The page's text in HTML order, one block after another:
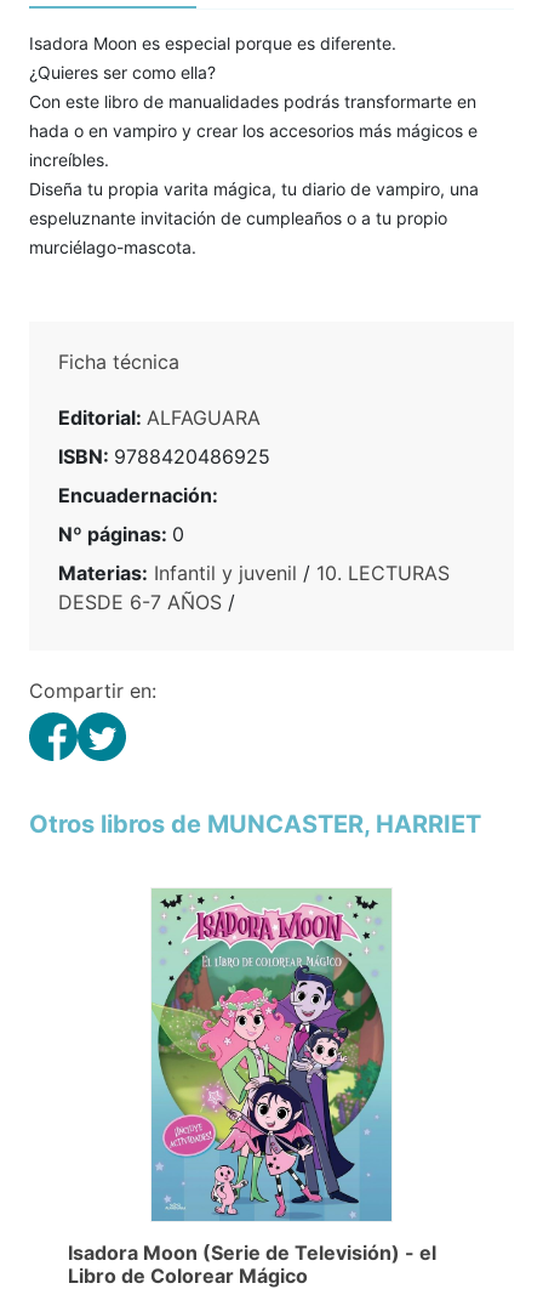
Isadora Moon es especial porque es diferente.
¿Quieres ser como ella?
Con este libro de manualidades podrás transformarte en
hada o en vampiro y crear los accesorios más mágicos e
increíbles.
Diseña tu propia varita mágica, tu diario de vampiro, una
espeluznante invitación de cumpleaños o a tu propio
murciélago-mascota.
Ficha técnica
Editorial: ALFAGUARA
ISBN: 9788420486925
Encuadernación:
Nº páginas: 0
Materias: Infantil y juvenil / 10. LECTURAS
DESDE 6-7 AÑOS /
Compartir en:
Otros libros de MUNCASTER, HARRIET
Isadora Moon (Serie de Televisión) - el
Libro de Colorear Mágico